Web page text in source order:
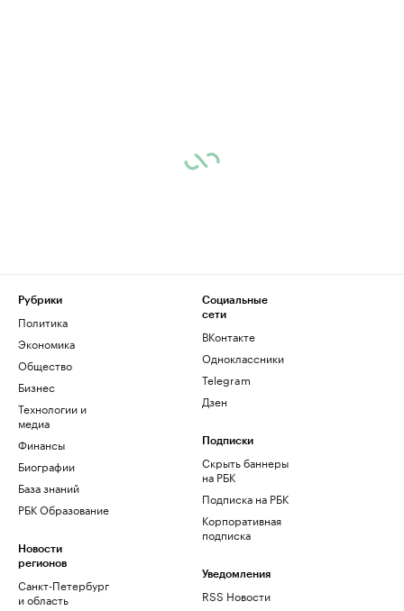
Рубрики
Политика
Экономика
Общество
Бизнес
Технологии и
медиа
Финансы
Биографии
База знаний
РБК Образование
Новости
регионов
Санкт-Петербург
и область
Социальные
сети
ВКонтакте
Одноклассники
Telegram
Дзен
Подписки
Скрыть баннеры
на РБК
Подписка на РБК
Корпоративная
подписка
Уведомления
RSS Новости